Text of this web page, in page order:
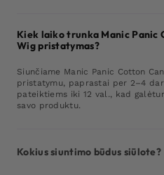
Kiek laiko trunka Manic Panic
Wig pristatymas?
Siunčiame Manic Panic Cotton
pristatymu, paprastai per 2–4
pateiktiems iki 12 val., kad
savo produktu.
Kokius siuntimo būdus siūlote?